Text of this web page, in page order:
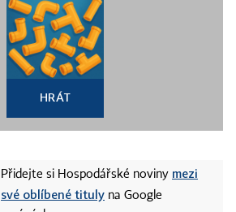
HRÁT
Přidejte si Hospodářské noviny mezi
své oblíbené tituly na Google